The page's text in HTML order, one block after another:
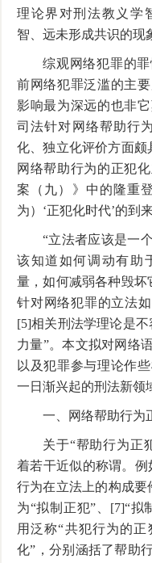
理论界对刑法教义学
智、远未形成共识的现
综观网络犯罪的
前网络犯罪泛滥的主
影响最为深远的也非
司法针对网络帮助行
化、独立化评价方面颇
网络帮助行为的正犯
案（九）》中的隆重
为）‘正犯化时代’的到来
“立法者应该是一
该知道如何调动有助
量，如何减弱各种毁坏
针对网络犯罪的立法
[5]相关刑法学理论是
力量”。本文拟对网络
以及犯罪参与理论作
一日渐兴起的刑法新领
一、网络帮助行为
关于“帮助行为正
着若干近似的称谓。例
行为在立法上的构成要
为“拟制正犯”、[7]“拟
用泛称“共犯行为的
化”，分别涵括了帮助